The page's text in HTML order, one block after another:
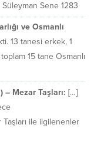
Sene 1283
ve Osmanlı
13 tanesi erkek, 1
15 tane Osmanlı
– Mezar Taşları: […]
Taşları ile ilgilenenler